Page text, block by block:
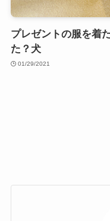
プレゼントの服を着
た？犬
01/29/2021